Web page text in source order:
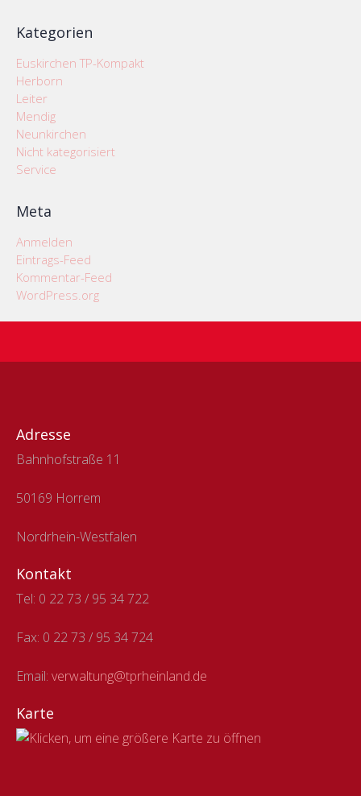
Kategorien
Euskirchen TP-Kompakt
Herborn
Leiter
Mendig
Neunkirchen
Nicht kategorisiert
Service
Meta
Anmelden
Eintrags-Feed
Kommentar-Feed
WordPress.org
Adresse
Bahnhofstraße 11
50169 Horrem
Nordrhein-Westfalen
Kontakt
Tel: 0 22 73 / 95 34 722
Fax: 0 22 73 / 95 34 724
Email: verwaltung@tprheinland.de
Karte